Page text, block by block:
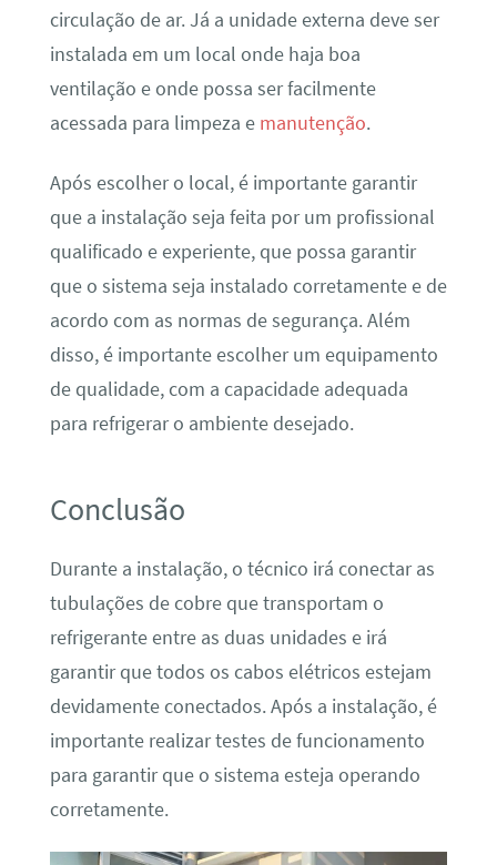
circulação de ar. Já a unidade externa deve ser
instalada em um local onde haja boa
ventilação e onde possa ser facilmente
acessada para limpeza e manutenção.
Após escolher o local, é importante garantir
que a instalação seja feita por um profissional
qualificado e experiente, que possa garantir
que o sistema seja instalado corretamente e de
acordo com as normas de segurança. Além
disso, é importante escolher um equipamento
de qualidade, com a capacidade adequada
para refrigerar o ambiente desejado.
Conclusão
Durante a instalação, o técnico irá conectar as
tubulações de cobre que transportam o
refrigerante entre as duas unidades e irá
garantir que todos os cabos elétricos estejam
devidamente conectados. Após a instalação, é
importante realizar testes de funcionamento
para garantir que o sistema esteja operando
corretamente.